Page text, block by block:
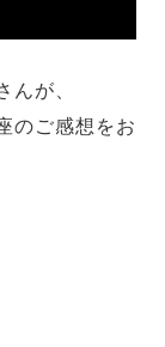
んが、
のご感想をお